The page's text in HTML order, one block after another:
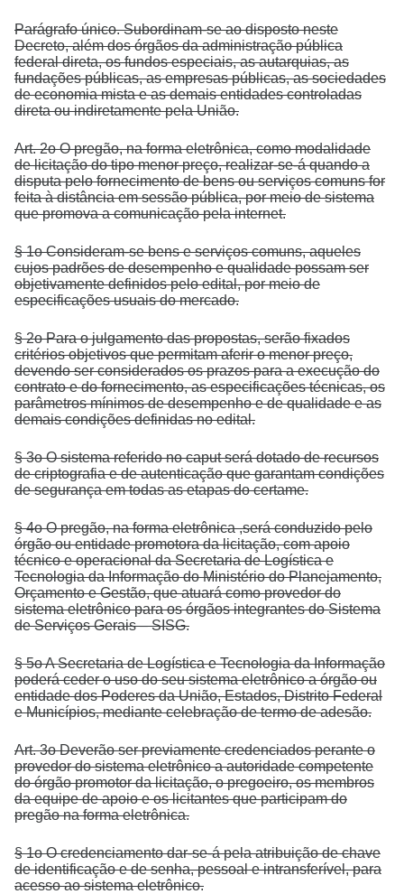
Parágrafo único. Subordinam-se ao disposto neste
Decreto, além dos órgãos da administração pública
federal direta, os fundos especiais, as autarquias, as
fundações públicas, as empresas públicas, as sociedades
de economia mista e as demais entidades controladas
direta ou indiretamente pela União.
Art. 2o O pregão, na forma eletrônica, como modalidade
de licitação do tipo menor preço, realizar-se-á quando a
disputa pelo fornecimento de bens ou serviços comuns for
feita à distância em sessão pública, por meio de sistema
que promova a comunicação pela internet.
§ 1o Consideram-se bens e serviços comuns, aqueles
cujos padrões de desempenho e qualidade possam ser
objetivamente definidos pelo edital, por meio de
especificações usuais do mercado.
§ 2o Para o julgamento das propostas, serão fixados
critérios objetivos que permitam aferir o menor preço,
devendo ser considerados os prazos para a execução do
contrato e do fornecimento, as especificações técnicas, os
parâmetros mínimos de desempenho e de qualidade e as
demais condições definidas no edital.
§ 3o O sistema referido no caput será dotado de recursos
de criptografia e de autenticação que garantam condições
de segurança em todas as etapas do certame.
§ 4o O pregão, na forma eletrônica ,será conduzido pelo
órgão ou entidade promotora da licitação, com apoio
técnico e operacional da Secretaria de Logística e
Tecnologia da Informação do Ministério do Planejamento,
Orçamento e Gestão, que atuará como provedor do
sistema eletrônico para os órgãos integrantes do Sistema
de Serviços Gerais – SISG.
§ 5o A Secretaria de Logística e Tecnologia da Informação
poderá ceder o uso do seu sistema eletrônico a órgão ou
entidade dos Poderes da União, Estados, Distrito Federal
e Municípios, mediante celebração de termo de adesão.
Art. 3o Deverão ser previamente credenciados perante o
provedor do sistema eletrônico a autoridade competente
do órgão promotor da licitação, o pregoeiro, os membros
da equipe de apoio e os licitantes que participam do
pregão na forma eletrônica.
§ 1o O credenciamento dar-se-á pela atribuição de chave
de identificação e de senha, pessoal e intransferível, para
acesso ao sistema eletrônico.